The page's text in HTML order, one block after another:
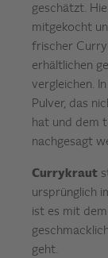
geschätzt.
mitgekocht
frischer
erhältlichen
vergleichen.
Pulver, das
hat und dem
nachgesagt
Currykraut
ursprünglich
ist es mit
geht.